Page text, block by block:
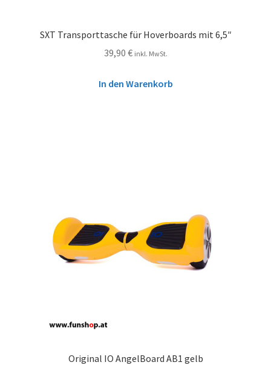
SXT Transporttasche für Hoverboards mit 6,5″
39,90 € inkl. MwSt.
In den Warenkorb
Original IO AngelBoard AB1 gelb